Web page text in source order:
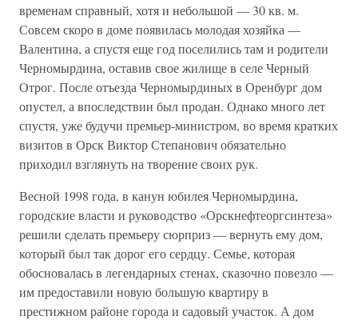
временам справный, хотя и небольшой — 30 кв. м.
Совсем скоро в доме появилась молодая хозяйка —
Валентина, а спустя еще год поселились там и родители
Черномырдина, оставив свое жилище в селе Черный
Отрог. После отъезда Черномырдиных в Оренбург дом
опустел, а впоследствии был продан. Однако много лет
спустя, уже будучи премьер-министром, во время кратких
визитов в Орск Виктор Степанович обязательно
приходил взглянуть на творение своих рук.
Весной 1998 года, в канун юбилея Черномырдина,
городские власти и руководство «Орскнефтеоргсинтеза»
решили сделать премьеру сюрприз — вернуть ему дом,
который был так дорог его сердцу. Семье, которая
обосновалась в легендарных стенах, сказочно повезло —
им предоставили новую большую квартиру в
престижном районе города и садовый участок. А дом